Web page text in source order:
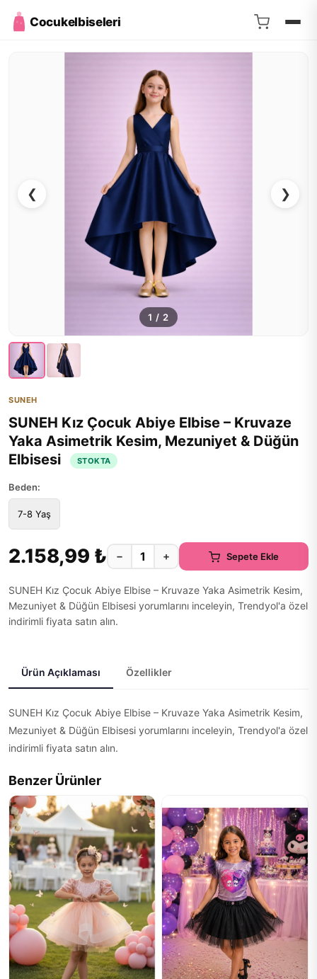
Cocukelbiseleri
❮ ❯
1 / 2
SUNEH
SUNEH Kız Çocuk Abiye Elbise – Kruvaze
Yaka Asimetrik Kesim, Mezuniyet & Düğün
Elbisesi
STOKTA
Beden:
7-8 Yaş
2.158,99 ₺ − + Sepete Ekle
SUNEH Kız Çocuk Abiye Elbise – Kruvaze Yaka Asimetrik Kesim,
Mezuniyet & Düğün Elbisesi yorumlarını inceleyin, Trendyol'a özel
indirimli fiyata satın alın.
Ürün Açıklaması Özellikler
SUNEH Kız Çocuk Abiye Elbise – Kruvaze Yaka Asimetrik Kesim,
Mezuniyet & Düğün Elbisesi yorumlarını inceleyin, Trendyol'a özel
indirimli fiyata satın alın.
Benzer Ürünler